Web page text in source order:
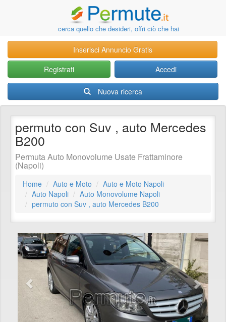
cerca quello che desideri, offri ciò che hai
Inserisci Annuncio Gratis
Registrati
Accedi
Nuova ricerca
permuto con Suv , auto Mercedes
B200
Permuta Auto Monovolume Usate Frattaminore
(Napoli)
Home Auto e Moto
Auto e Moto Napoli
Auto Napoli
Auto Monovolume Napoli
permuto con Suv , auto Mercedes B200